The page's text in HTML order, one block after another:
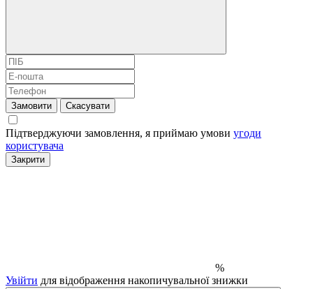
Замовити Скасувати
Підтверджуючи замовлення, я приймаю умови угоди
користувача
Закрити
%
Увійти для відображення накопичувальної знижки